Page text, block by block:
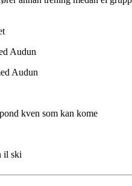
Audun
Audun
kven som kan kome
il ski